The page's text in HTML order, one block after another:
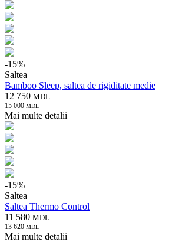
-15%
Saltea
Bamboo Sleep, saltea de rigiditate medie
12 750 MDL
15 000 MDL
Mai multe detalii
-15%
Saltea
Saltea Thermo Control
11 580 MDL
13 620 MDL
Mai multe detalii